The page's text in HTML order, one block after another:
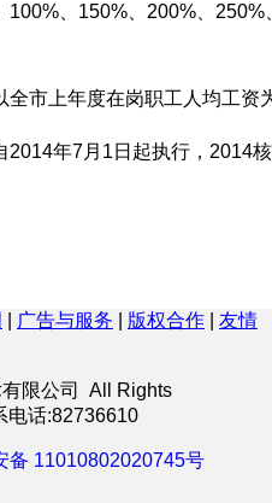
100%、150%、200%、
全市上年度在岗职工人均工资
2014年7月1日起执行，2014
广告与服务 版权合作
友情
限公司 All Rights
电话:82736610
备 11010802020745号